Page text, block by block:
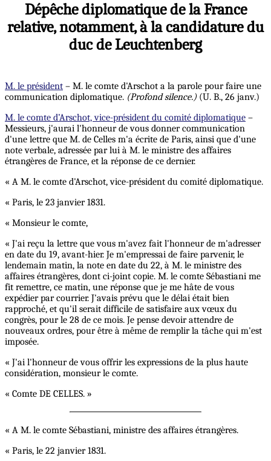
Dépêche diplomatique de la France
relative, notamment, à la candidature du
duc de Leuchtenberg
M. le président – M. le comte d'Arschot a la parole pour faire une
communication diplomatique. (Profond silence.)(U. B., 26 janv.)
M. le comte d’Arschot, vice-président du comité diplomatique –
Messieurs, j'aurai l'honneur de vous donner communication
d'une lettre que M. de Celles m'a écrite de Paris, ainsi que d'une
note verbale, adressée par lui à M. le ministre des affaires
étrangères de France, et la réponse de ce dernier.
« A M. le comte d'Arschot, vice-président du comité diplomatique.
« Paris, le 23 janvier 1831.
« Monsieur le comte,
« J'ai reçu la lettre que vous m'avez fait l'honneur de m'adresser
en date du 19, avant-hier. Je m'empressai de faire parvenir, le
lendemain matin, la note en date du 22, à M. le ministre des
affaires étrangères, dont ci-joint copie. M. le comte Sébastiani me
fit remettre, ce matin, une réponse que je me hâte de vous
expédier par courrier. J'avais prévu que le délai était bien
rapproché, et qu'il serait difficile de satisfaire aux vœux du
congrès, pour le 28 de ce mois. Je pense devoir attendre de
nouveaux ordres, pour être à même de remplir la tâche qui m'est
imposée.
« J'ai l'honneur de vous offrir les expressions de la plus haute
considération, monsieur le comte.
« Comte DE CELLES. »
« A M. le comte Sébastiani, ministre des affaires étrangères.
« Paris, le 22 janvier 1831.